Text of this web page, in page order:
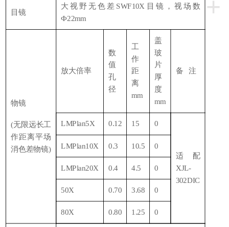
+
目镜
大视野无色差 SWF10X目镜，视场数
Ф22mm
物镜
(无限远长工
作距离平场
消色差物镜)
放大倍率
数
值
孔
径
工
作
距
离
mm
盖
玻
片
厚
度
mm
备 注
LMPlan5X 0.12 15 0
适配
XJL-
302DIC
LMPlan10X 0.3 10.5 0
LMPlan20X 0.4 4.5 0
50X 0.70 3.68 0
80X 0.80 1.25 0